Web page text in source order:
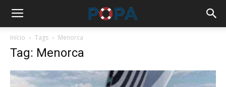
Início Tags Menorca
Tag: Menorca